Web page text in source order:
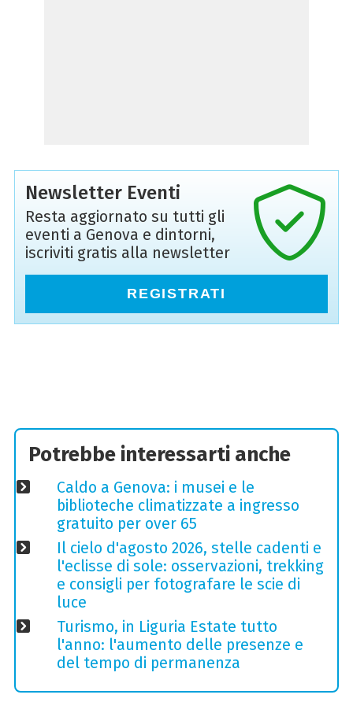
Newsletter Eventi
Resta aggiornato su tutti gli
eventi a Genova e dintorni,
iscriviti gratis alla newsletter
REGISTRATI
Potrebbe interessarti anche
Caldo a Genova: i musei e le
biblioteche climatizzate a ingresso
gratuito per over 65
Il cielo d'agosto 2026, stelle cadenti e
l'eclisse di sole: osservazioni, trekking
e consigli per fotografare le scie di
luce
Turismo, in Liguria Estate tutto
l'anno: l'aumento delle presenze e
del tempo di permanenza